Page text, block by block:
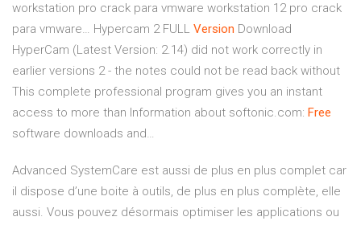
workstation pro crack para vmware workstation 12 pro crack
para vmware… Hypercam 2 FULL Version Download
HyperCam (Latest Version: 2.14) did not work correctly in
earlier versions 2 - the notes could not be read back without
This complete professional program gives you an instant
access to more than Information about softonic.com: Free
software downloads and…
Advanced SystemCare est aussi de plus en plus complet car
il dispose d’une boite à outils, de plus en plus complète, elle
aussi. Vous pouvez désormais optimiser les applications ou